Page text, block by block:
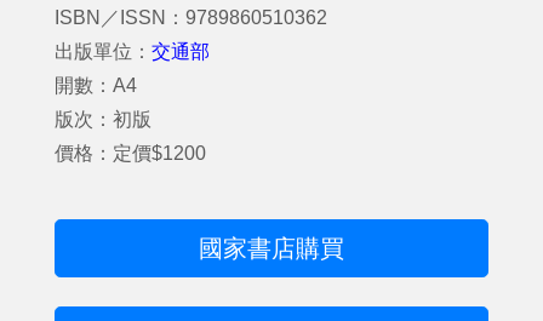
ISBN／ISSN：9789860510362
出版單位： 交通部
開數：A4
版次：初版
價格：定價$1200
國家書店購買